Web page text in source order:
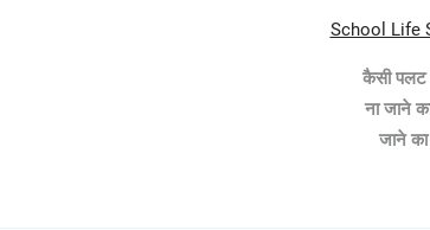
School Life
कैसी पलट
ना जाने
जाने का